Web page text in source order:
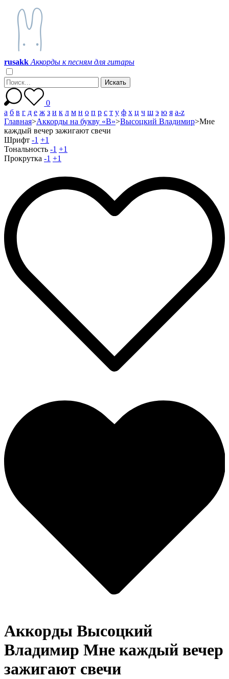
rusakk Аккорды к песням для гитары
0
а б в г д е ж з и к л м н о п р с т у ф х ц ч ш э ю я a-z
Главная>Аккорды на букву «В»>Высоцкий Владимир>Мне
каждый вечер зажигают свечи
Шрифт -1 +1
Тональность -1 +1
Прокрутка -1 +1
Аккорды Высоцкий
Владимир Мне каждый вечер
зажигают свечи